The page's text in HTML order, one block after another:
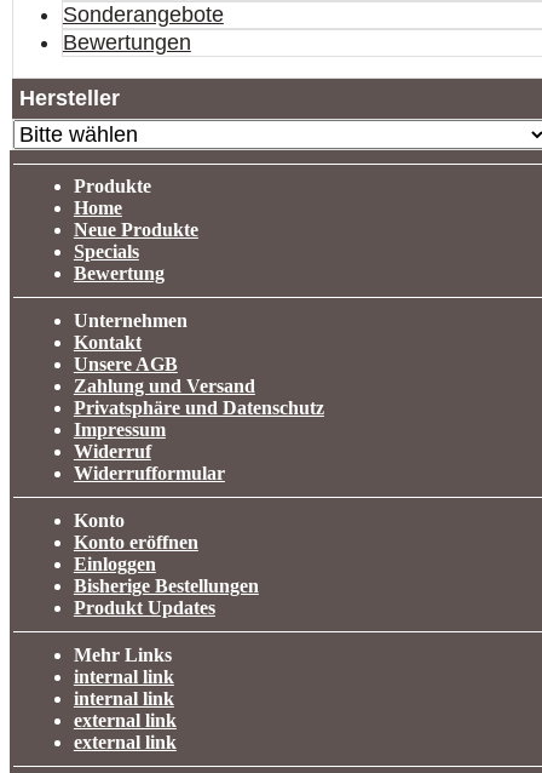
Sonderangebote
Bewertungen
Hersteller
Produkte
Home
Neue Produkte
Specials
Bewertung
Unternehmen
Kontakt
Unsere AGB
Zahlung und Versand
Privatsphäre und Datenschutz
Impressum
Widerruf
Widerrufformular
Konto
Konto eröffnen
Einloggen
Bisherige Bestellungen
Produkt Updates
Mehr Links
internal link
internal link
external link
external link